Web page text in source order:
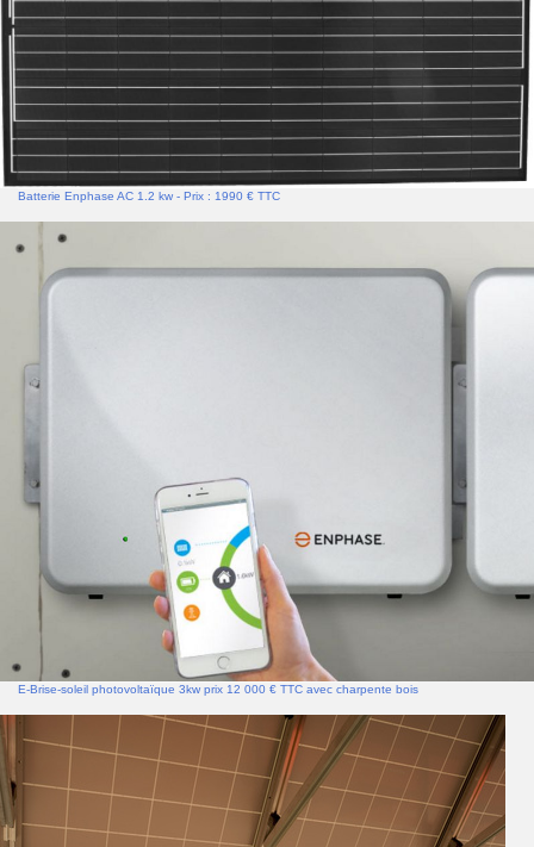
Batterie Enphase AC 1.2 kw - Prix : 1990 € TTC
E-Brise-soleil photovoltaïque 3kw prix 12 000 € TTC avec charpente bois